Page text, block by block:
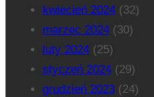
kwiecień 2024(32)
marzec 2024(30)
luty 2024(25)
styczeń 2024(29)
grudzień 2023(24)